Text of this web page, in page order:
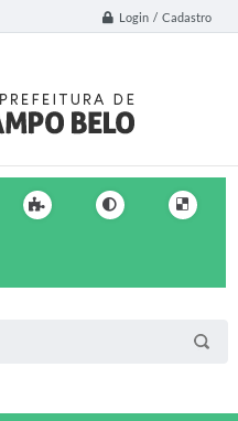
Login / Cadastro